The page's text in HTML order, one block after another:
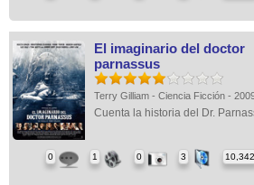
El imaginario del doctor
parnassus
Terry Gilliam - Ciencia Ficción -
Cuenta la historia del Dr.
0 1 0 3 10,342